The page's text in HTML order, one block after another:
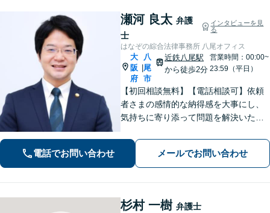
瀬河 良太 弁護
士
インタビューを見
る
はなぞの綜合法律事務所 八尾オフィス
大
阪
府
八
尾
市
近鉄八尾駅
から徒歩2分
営業時間：00:00~
23:59（平日）
【初回相談無料】【電話相談可】依頼
者さまの感情的な納得感を大事にし、
気持ちに寄り添って問題を解決いたし
し、秘密厳守を徹底」子の監護が関わ
る複雑なケースも対応【完全個室対
応】【子連れ相談可】【休日・夜間相
談可】
電話でお問い合わせ メールでお問い合わせ
杉村 一樹 弁護士